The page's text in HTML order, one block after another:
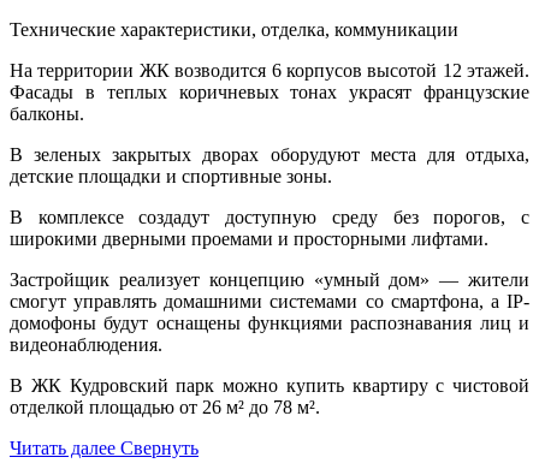
Технические характеристики, отделка, коммуникации
На территории ЖК возводится 6 корпусов высотой 12 этажей.
Фасады в теплых коричневых тонах украсят французские
балконы.
В зеленых закрытых дворах оборудуют места для отдыха,
детские площадки и спортивные зоны.
В комплексе создадут доступную среду без порогов, с
широкими дверными проемами и просторными лифтами.
Застройщик реализует концепцию «умный дом» — жители
смогут управлять домашними системами со смартфона, а IP-
домофоны будут оснащены функциями распознавания лиц и
видеонаблюдения.
В ЖК Кудровский парк можно купить квартиру с чистовой
отделкой площадью от 26 м² до 78 м².
Читать далее Свернуть